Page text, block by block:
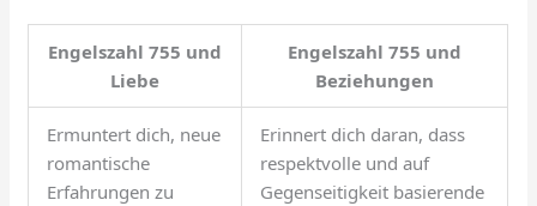
Engelszahl 755 und
Liebe
Engelszahl 755 und
Beziehungen
Ermuntert dich, neue
romantische
Erfahrungen zu
Erinnert dich daran, dass
respektvolle und auf
Gegenseitigkeit basierende